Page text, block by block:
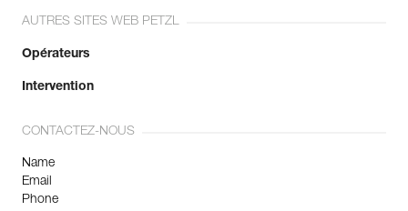
AUTRES SITES WEB PETZL
Opérateurs
Intervention
CONTACTEZ-NOUS
Name
Email
Phone